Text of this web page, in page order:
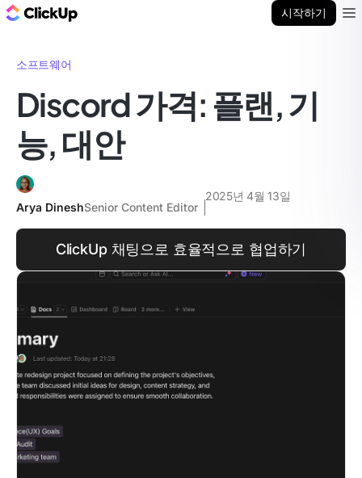
시작하기
소프트웨어
Discord 가격: 플랜, 기
능, 대안
Arya DineshSenior Content Editor
2025년 4월 13일
ClickUp 채팅으로 효율적으로 협업하기